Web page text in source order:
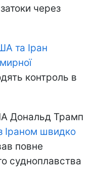
через
та Іран
контроль в
Дональд Трамп
Іраном швидко
повне
судноплавства